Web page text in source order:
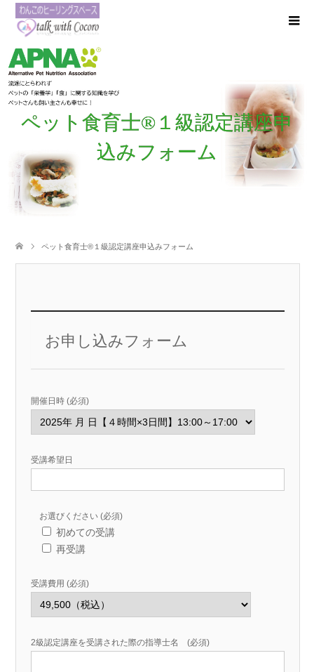
ペット食育士®️１級認定講座申
込みフォーム
ペット食育士®️１級認定講座申込みフォーム
お申し込みフォーム
開催日時 (必須)
受講希望日
お選びください (必須)
初めての受講
再受講
受講費用 (必須)
2級認定講座を受講された際の指導士名 (必須)